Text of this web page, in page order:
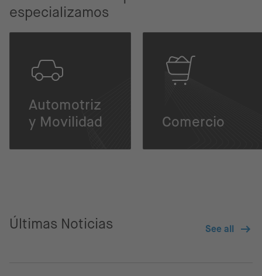
especializamos
Automotriz
y Movilidad
Comercio
Últimas Noticias See all